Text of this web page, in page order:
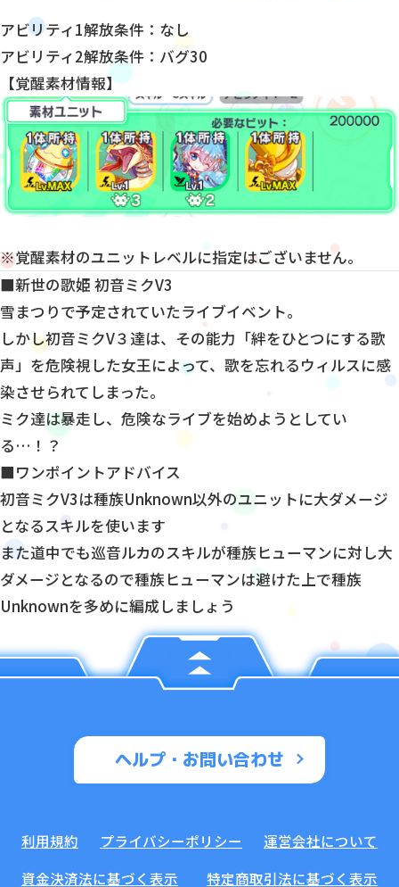
アビリティ1解放条件：なし
アビリティ2解放条件：バグ30
【覚醒素材情報】
※覚醒素材のユニットレベルに指定はございません。
■新世の歌姫 初音ミクV3
雪まつりで予定されていたライブイベント。
しかし初音ミクV３達は、その能力「絆をひとつにする歌
声」を危険視した女王によって、歌を忘れるウィルスに感
染させられてしまった。
ミク達は暴走し、危険なライブを始めようとしてい
る…！？
■ワンポイントアドバイス
初音ミクV3は種族Unknown以外のユニットに大ダメージ
となるスキルを使います
また道中でも巡音ルカのスキルが種族ヒューマンに対し大
ダメージとなるので種族ヒューマンは避けた上で種族
Unknownを多めに編成しましょう
ヘルプ・お問い合わせ
利用規約 プライバシーポリシー
運営会社について
資金決済法に基づく表示
特定商取引法に基づく表示